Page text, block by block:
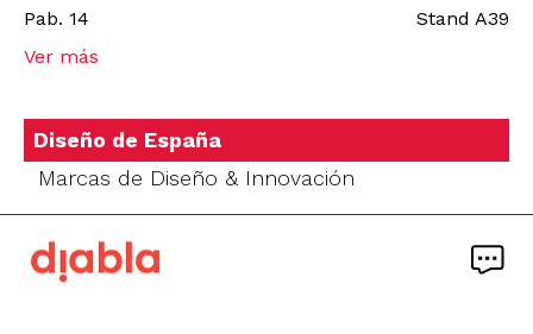
Pab. 14 Stand A39
Ver más
Diseño de España
Marcas de Diseño & Innovación